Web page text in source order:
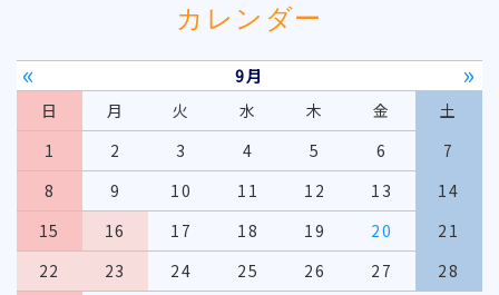
カレンダー
« 9月 »
日 月 火 水 木 金
土
1
2 3 4 5 6
7
8
9 10 11 12 13
14
15
16 17 18 19 20
21
22
23 24 25 26 27
28